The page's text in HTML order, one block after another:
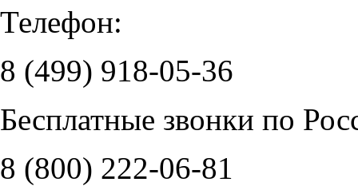
Телефон:
8 (499) 918-05-36
Бесплатные звонки по
8 (800) 222-06-81